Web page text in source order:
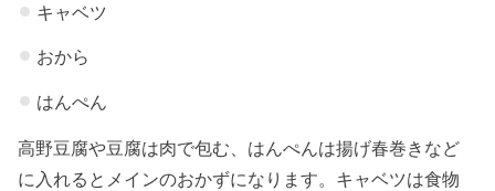
キャベツ
おから
はんぺん
高野豆腐や豆腐は肉で包む、はんぺんは揚げ春巻きなど
に入れるとメインのおかずになります。キャベツは食物